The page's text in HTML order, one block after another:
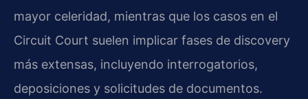
mayor celeridad, mientras que los casos en el
Circuit Court suelen implicar fases de discovery
más extensas, incluyendo interrogatorios,
deposiciones y solicitudes de documentos.